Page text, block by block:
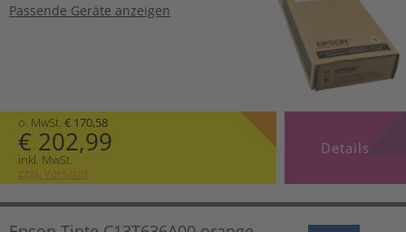
Passende Geräte anzeigen
o. MwSt. € 170,58
€ 202,99
inkl. MwSt.
zzgl. Versand
Details